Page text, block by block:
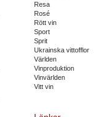
Resa
Rosé
Rött vin
Sport
Sprit
Ukrainska vittofflor
Världen
Vinproduktion
Vinvärlden
Vitt vin